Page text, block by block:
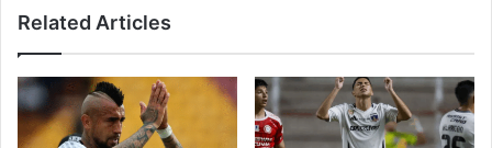
Related Articles